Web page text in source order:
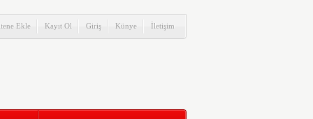
Ekle Kayıt Ol Giriş Künye İletişim